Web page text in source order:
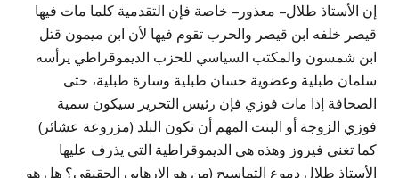
إن الأستاذ طلال – معذور – خاصة فإن التقدمية كلما مات فيها
قيصر خلفه ابن قيصر والحرب تقوم فيها لأن ابن ميمون قتل
ابن شمسون والمكتب السياسي للحزب الديموقراطي يرأسه
سلمان طبلية وعضوية حسان طبلية وسارة طبلية، حتى
الصحافة إذا مات فوزي فإن رئيس التحرير سيكون سمية
فوزي الزوجة أو البنت المهم أن تكون البلد (مزروعة عشائر)
كما تغني فيروز وهذه هي الديموقراطية التي يذرف عليها
الأستاذ طلال دموع التماسيح (من هو الإرهابي الحقيقي؟ هل هو